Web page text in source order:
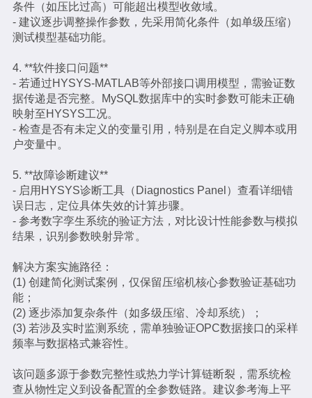
条件（如压比过高）可能超出模型收敛域。
- 建议逐步调整操作参数，先采用简化条件（如单级压缩）
测试模型基础功能。
4. **软件接口问题**
- 若通过HYSYS-MATLAB等外部接口调用模型，需验证数
据传递是否完整。MySQL数据库中的实时参数可能未正确
映射至HYSYS工况。
- 检查是否有未定义的变量引用，特别是在自定义脚本或用
户变量中。
5. **故障诊断建议**
- 启用HYSYS诊断工具（Diagnostics Panel）查看详细错
误日志，定位具体失效的计算步骤。
- 参考数字孪生系统的验证方法，对比设计性能参数与模拟
结果，识别参数映射异常。
解决方案实施路径：
(1) 创建简化测试案例，仅保留压缩机核心参数验证基础功
能；
(2) 逐步添加复杂条件（如多级压缩、冷却系统）；
(3) 若涉及实时监测系统，需单独验证OPC数据接口的采样
频率与数据格式兼容性。
该问题多源于参数完整性或热力学计算链断裂，需系统检
查从物性定义到设备配置的全参数链路。建议参考海上平